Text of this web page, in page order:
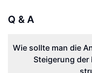
Q & A
Wie sollte man die
Steigerung der